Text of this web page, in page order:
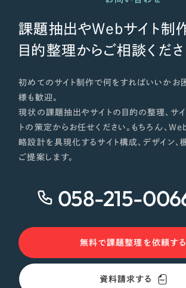
課題抽出やWebサイト制
目的整理からご相談くだ
初めてのサイト制作で何をすればいいかお
様も歓迎。
現状の課題抽出やサイトの目的の整理、サイ
トの策定からお任せください。もちろん、
略設計を具現化するサイト構成、デザイン、
ご提案します。
058-215-
無料で課題整理を依頼する
資料請求する